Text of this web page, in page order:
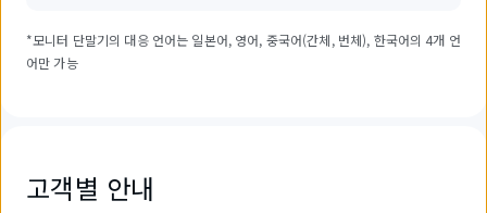
*모니터 단말기의 대응 언어는 일본어, 영어, 중국어(간체, 번체), 한국어의 4개 언
어만 가능
고객별 안내